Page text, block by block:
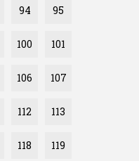
94 95
100 101
106 107
112 113
118 119